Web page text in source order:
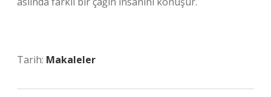
Tarih: Makaleler